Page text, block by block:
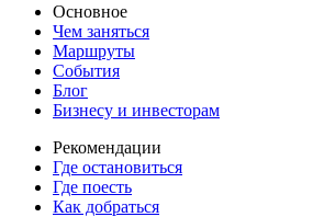
Основное
Чем заняться
Маршруты
События
Блог
Бизнесу и инвесторам
Рекомендации
Где остановиться
Где поесть
Как добраться